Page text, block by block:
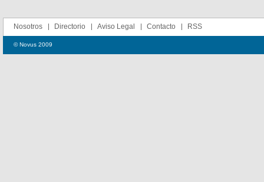
Nosotros Directorio Aviso Legal Contacto RSS
© Novus 2009